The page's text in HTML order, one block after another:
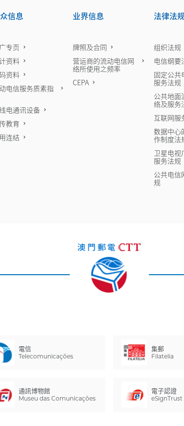
信息
专页
资料
资料
电信服务质素指
电通讯设备
教育
连结
业界信息
牌照及合同
营运商的流动电信网
络所使用之频率
CEPA
法律法
组织法规
电信纲要
固定公共
服务法规
公共地面
络及服务
互联网服
数据中心
作制度法
卫星电视
服务法规
公共电信
规
電信
Telecomunicações
集郵
Filatelia
通訊博物館
Museu das Comunicações
電子認證
eSignTrust